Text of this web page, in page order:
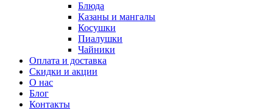
Блюда
Казаны и мангалы
Косушки
Пиалушки
Чайники
Оплата и доставка
Скидки и акции
О нас
Блог
Контакты